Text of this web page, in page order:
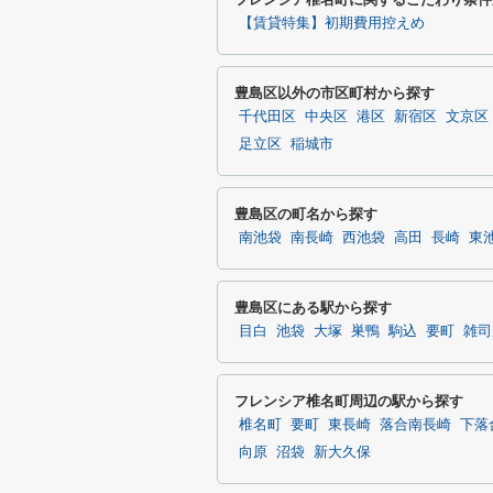
【賃貸特集】初期費用控えめ
豊島区以外の市区町村から探す
千代田区 中央区 港区 新宿区 文京区
足立区
稲城市
豊島区の町名から探す
南池袋 南長崎 西池袋 高田 長崎 東
豊島区にある駅から探す
目白 池袋 大塚 巣鴨 駒込 要町 雑
フレンシア椎名町周辺の駅から探す
椎名町 要町 東長崎 落合南長崎 下落
向原
沼袋 新大久保